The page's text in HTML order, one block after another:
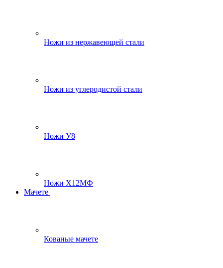
Ножи из нержавеющей стали
Ножи из углеродистой стали
Ножи У8
Ножи Х12МФ
Мачете
Кованые мачете